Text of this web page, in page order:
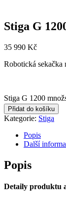
Stiga G
35 990 Kč
Robotická sekačka
Stiga G 1200
Přidat do košíku
Kategorie: Stiga
Popis
Další
Popis
Detaily produktu